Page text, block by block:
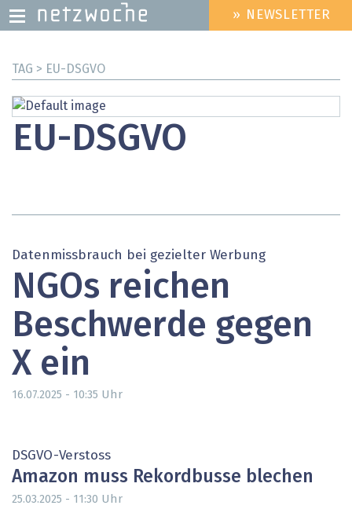
zum
HEADER
MENU
» NEWSLETTER
TAG > EU-DSGVO
EU-DSGVO
Datenmissbrauch bei gezielter Werbung
NGOs reichen
Beschwerde gegen
X ein
16.07.2025 - 10:35 Uhr
DSGVO-Verstoss
Amazon muss Rekordbusse blechen
25.03.2025 - 11:30 Uhr